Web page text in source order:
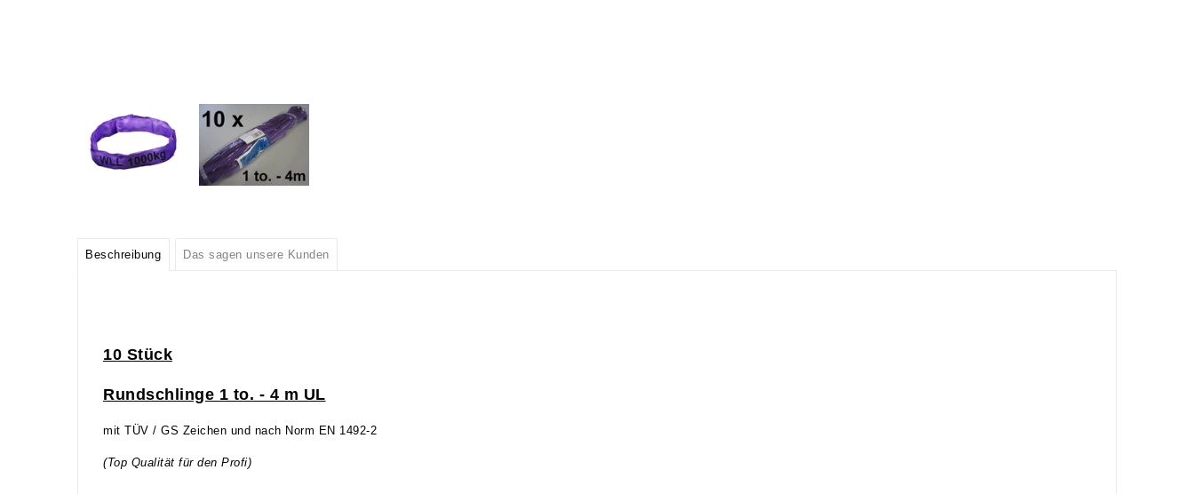
Beschreibung Das sagen unsere Kunden
10 Stück
Rundschlinge 1 to. - 4 m UL
mit TÜV / GS Zeichen und nach Norm EN 1492-2
(Top Qualität für den Profi)